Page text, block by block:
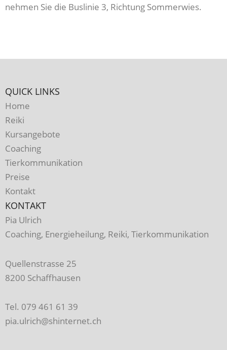
nehmen Sie die Buslinie 3, Richtung Sommerwies.
QUICK LINKS
Home
Reiki
Kursangebote
Coaching
Tierkommunikation
Preise
Kontakt
KONTAKT
Pia Ulrich
Coaching, Energieheilung, Reiki, Tierkommunikation
Quellenstrasse 25
8200 Schaffhausen
Tel. 079 461 61 39
pia.ulrich@shinternet.ch